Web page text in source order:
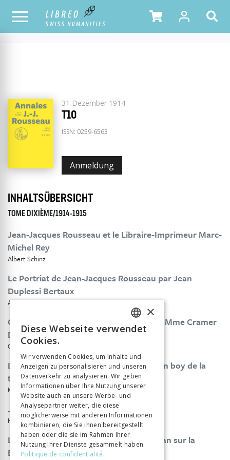
ALLE
ERSCHEINUNGSJAHR
31 Dezember 1914
T10
ISSN: 0259-6563
Anmeldung
INHALTSÜBERSICHT
TOME DIXIÈME/1914-1915
Jean-Jacques Rousseau et le Libraire-Imprimeur Marc-
Michel Rey
Albert Schinz
Le Portriat de Jean-Jacques Rousseau par Jean
Duplessi Bertaux
A. F.
Correspondance de J. J. Rousseau Avec Mme Cramer
Delon et Philibert Cramer
Cramer Delon
Le portrait de montmollin de la collection boy de la
tour
M. Boy de la Tour
Jean-Jacques Rousseau Botaniste
Hippolyte Duval
Lettres de J. J. Rousseau a Antoine Gouan sur la
Botanique
FRENCH
ITALIAN
×
Diese Webseite verwendet
Cookies.
Wir verwenden Cookies, um Inhalte und
Anzeigen zu personalisieren und unseren
Datenverkehr zu analysieren. Wir geben
Informationen über Ihre Nutzung unserer
Website auch an unsere Werbe- und
Analysepartner weiter, die diese
möglicherweise mit anderen Informationen
kombinieren, die Sie ihnen bereitgestellt
haben oder die sie im Rahmen Ihrer
Nutzung ihrer Dienste gesammelt haben.
Politique de confidentialité